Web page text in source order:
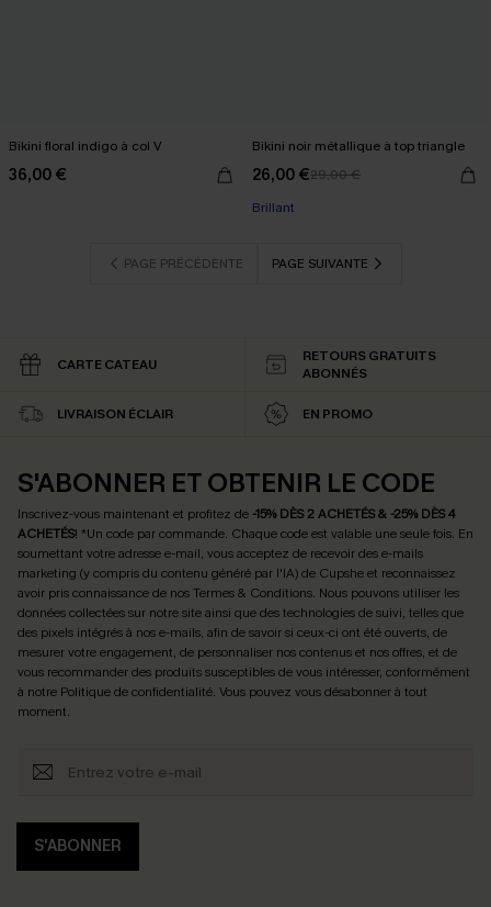
Bikini floral indigo à col V
36,00 €
Bikini noir métallique à top triangle
26,00 €29,00 €
Brillant
PAGE PRÉCÉDENTE PAGE SUIVANTE
CARTE CATEAU
RETOURS GRATUITS
ABONNÉS
LIVRAISON ÉCLAIR EN PROMO
S'ABONNER ET OBTENIR LE CODE
Inscrivez-vous maintenant et profitez de -15% DÈS 2 ACHETÉS & -25% DÈS 4
ACHETÉS! *Un code par commande. Chaque code est valable une seule fois. En
soumettant votre adresse e-mail, vous acceptez de recevoir des e-mails
marketing (y compris du contenu généré par l'IA) de Cupshe et reconnaissez
avoir pris connaissance de nosTermes & Conditions. Nous pouvons utiliser les
données collectées sur notre site ainsi que des technologies de suivi, telles que
des pixels intégrés à nos e-mails, afin de savoir si ceux-ci ont été ouverts, de
mesurer votre engagement, de personnaliser nos contenus et nos offres, et de
vous recommander des produits susceptibles de vous intéresser, conformément
à notre Politique de confidentialité. Vous pouvez vous désabonner à tout
moment.
S'ABONNER